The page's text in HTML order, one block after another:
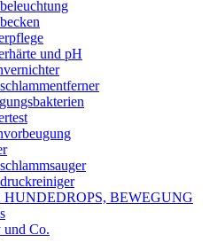
und pH
BEWEGUNG
und Co.